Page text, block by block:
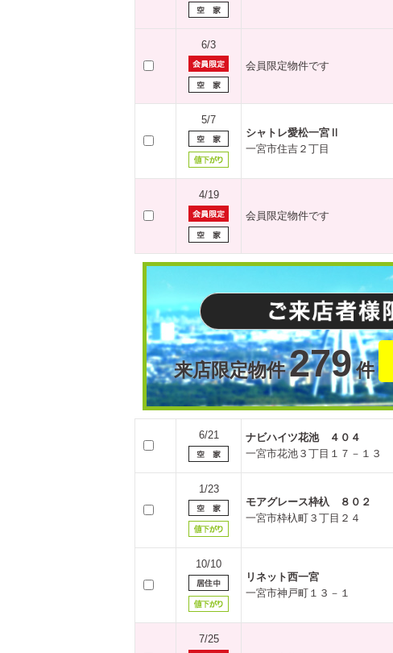
6/3
会員限定物件です
5/7
シャトレ愛松一宮Ⅱ
一宮市住吉２丁目
4/19
会員限定物件です
来店限定物件279件
6/21
ナビハイツ花池 ４０４
一宮市花池３丁目１７－１３
1/23
モアグレース枠杁 ８０２
一宮市枠杁町３丁目２４
10/10
リネット西一宮
一宮市神戸町１３－１
7/25